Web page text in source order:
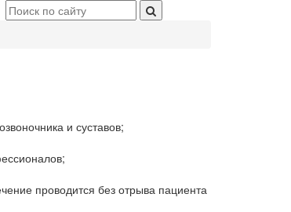
и суставов;
проводится без отрыва пациента